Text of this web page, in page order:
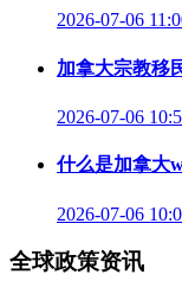
2026-07-06
加拿大宗教移
2026-07-06
什么是加拿大
2026-07-06
全球政策资讯